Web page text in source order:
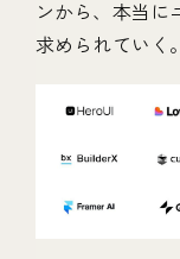
ンから、本当に
求められていく。